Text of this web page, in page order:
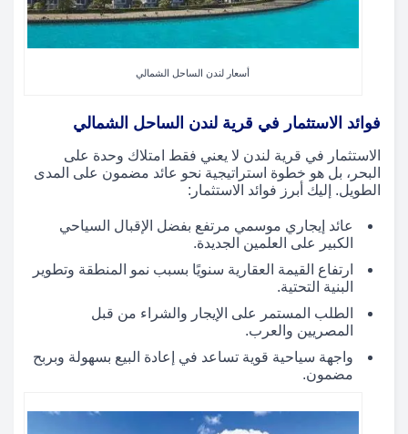
أسعار لندن الساحل الشمالي
فوائد الاستثمار في قرية لندن الساحل الشمالي
الاستثمار في قرية لندن لا يعني فقط امتلاك وحدة على
البحر، بل هو خطوة استراتيجية نحو عائد مضمون على المدى
الطويل. إليك أبرز فوائد الاستثمار:
عائد إيجاري موسمي مرتفع بفضل الإقبال السياحي
الكبير على العلمين الجديدة.
ارتفاع القيمة العقارية سنويًا بسبب نمو المنطقة وتطوير
البنية التحتية.
الطلب المستمر على الإيجار والشراء من قبل
المصريين والعرب.
واجهة سياحية قوية تساعد في إعادة البيع بسهولة وبربح
مضمون.